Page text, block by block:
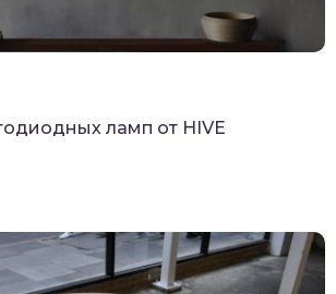
ламп от HIVE